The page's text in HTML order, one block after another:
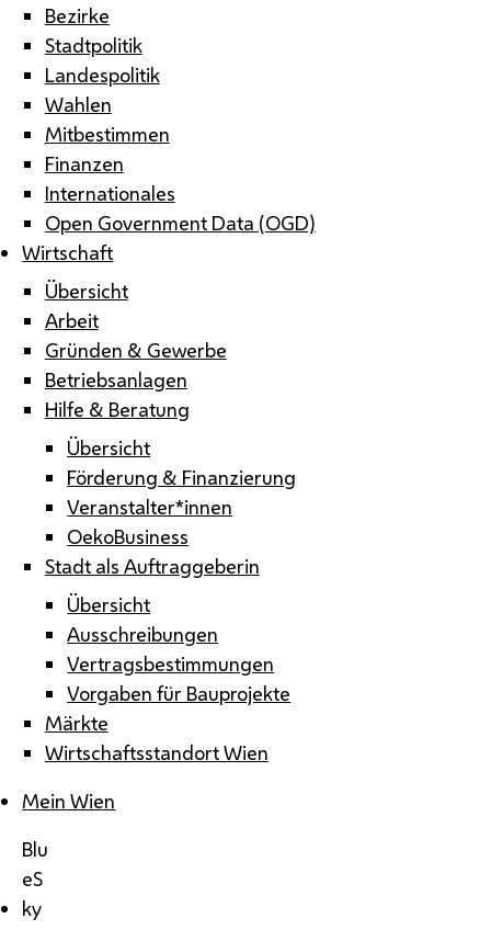
Bezirke
Stadtpolitik
Landespolitik
Wahlen
Mitbestimmen
Finanzen
Internationales
Open Government Data (OGD)
Wirtschaft
Übersicht
Arbeit
Gründen & Gewerbe
Betriebsanlagen
Hilfe & Beratung
Übersicht
Förderung & Finanzierung
Veranstalter*innen
OekoBusiness
Stadt als Auftraggeberin
Übersicht
Ausschreibungen
Vertragsbestimmungen
Vorgaben für Bauprojekte
Märkte
Wirtschaftsstandort Wien
Mein Wien
Blu
eS
ky